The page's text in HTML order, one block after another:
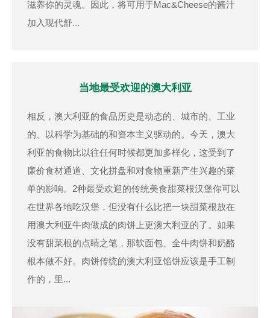
滋养你的灵魂。因此，将可用于Mac&Cheese的酱汁
加入现代舒...
当地最受欢迎的澳大利亚
相反，澳大利亚的食品历史是动态的、城市的、工业
的、以科学为基础的和资本主义驱动的。今天，澳大
利亚的食物比以往任何时候都更加多样化，这受到了
廉价食材通道、文化拼盘和对食物重新产生兴趣的菜
单的影响。2种最受欢迎的传统美食甜菜根汉堡你可以
在世界各地吃汉堡，但没有什么比把一块甜菜根放在
用澳大利亚牛肉做成的肉饼上更澳大利亚的了。如果
没有甜菜根的点睛之笔，那软面包、全牛肉饼和奶酪
根本做不好。肉饼传统的澳大利亚馅饼应该是手工制
作的，里...